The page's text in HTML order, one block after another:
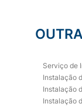
Serviço de
Instalação
Instalação
Instalação